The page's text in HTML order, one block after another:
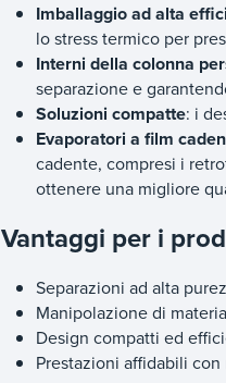
Imballaggio ad alta
lo stress termico per
Interni della colonna
separazione e
Soluzioni compatte: i
Evaporatori a film
cadente, compresi i
ottenere una migliore
Vantaggi per i
Separazioni ad alta
Manipolazione di
Design compatti ed
Prestazioni affidabili